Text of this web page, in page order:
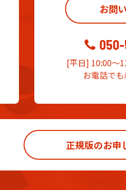
お問
[平日] 10:00～
お電話で
正規版のお申